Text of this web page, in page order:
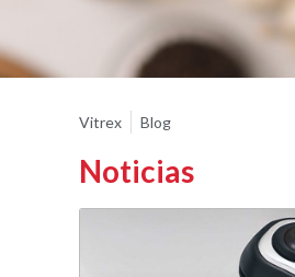
Vitrex Blog
Noticias